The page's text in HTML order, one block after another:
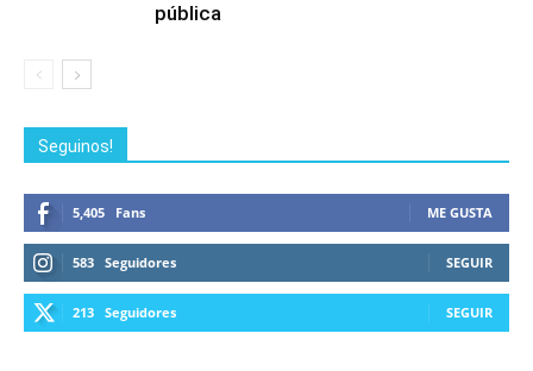
pública
Seguinos!
5,405 Fans ME GUSTA
583 Seguidores SEGUIR
213 Seguidores SEGUIR